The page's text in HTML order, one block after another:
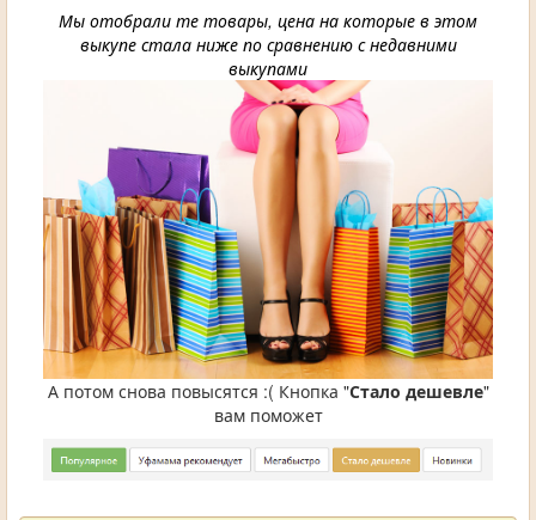
Мы отобрали те товары, цена на которые в этом
выкупе стала ниже по сравнению с недавними
выкупами
А потом снова повысятся :( Кнопка "Стало дешевле"
вам поможет